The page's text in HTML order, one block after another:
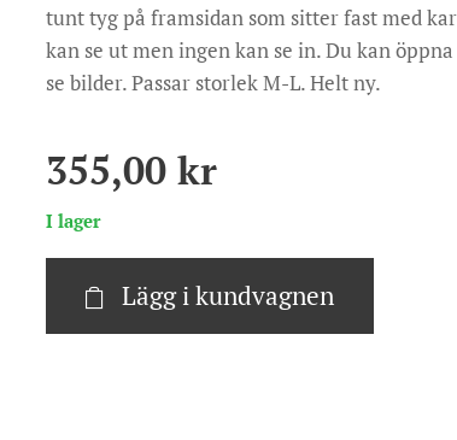
tunt tyg på framsidan som sitter fast med
kan se ut men ingen kan se in. Du kan
se bilder. Passar storlek M-L. Helt ny.
355,00 kr
I lager
Lägg i kundvagnen